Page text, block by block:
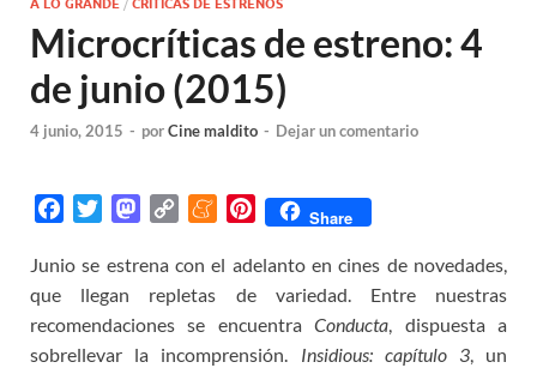
Microcríticas de estreno: 4
de junio (2015)
4 junio, 2015 - porCine maldito - Dejar un comentario
c
b
o
t
t
e
M
s
o
d
p
y
L
i
M
n
a
m
P
n
t
e
r
Share
Junio se estrena con el adelanto en cines de novedades,
que llegan repletas de variedad. Entre nuestras
recomendaciones se encuentraConducta, dispuesta a
sobrellevar la incomprensión. Insidious: capítulo 3, un